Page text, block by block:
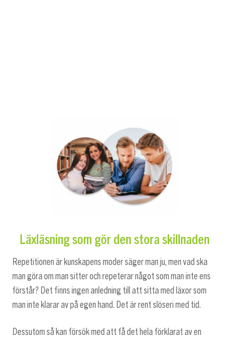
Läxläsning som gör den stora skillnaden
Repetitionen är kunskapens moder säger man ju, men vad ska
man göra om man sitter och repeterar något som man inte ens
förstår? Det finns ingen anledning till att sitta med läxor som
man inte klarar av på egen hand. Det är rent slöseri med tid.
Dessutom så kan försök med att få det hela förklarat av en